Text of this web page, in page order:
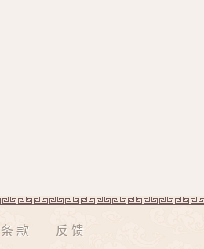
条款 反馈